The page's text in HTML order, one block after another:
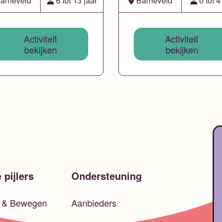
Activiteit
bekijken
Activiteit
bekijken
pijlers
Bewegen
Ondersteuning
Aanbieders